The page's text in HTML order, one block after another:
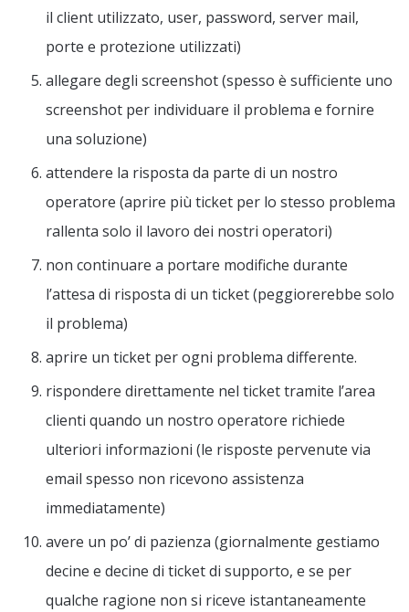
il client utilizzato, user, password, server mail,
porte e protezione utilizzati)
allegare degli screenshot (spesso è sufficiente uno
screenshot per individuare il problema e fornire
una soluzione)
attendere la risposta da parte di un nostro
operatore (aprire più ticket per lo stesso problema
rallenta solo il lavoro dei nostri operatori)
non continuare a portare modifiche durante
l’attesa di risposta di un ticket (peggiorerebbe solo
il problema)
aprire un ticket per ogni problema differente.
rispondere direttamente nel ticket tramite l’area
clienti quando un nostro operatore richiede
ulteriori informazioni (le risposte pervenute via
email spesso non ricevono assistenza
immediatamente)
avere un po’ di pazienza (giornalmente gestiamo
decine e decine di ticket di supporto, e se per
qualche ragione non si riceve istantaneamente